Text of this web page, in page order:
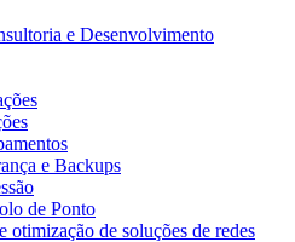
e Desenvolvimento
e Backups
de Ponto
otimização de soluções de redes